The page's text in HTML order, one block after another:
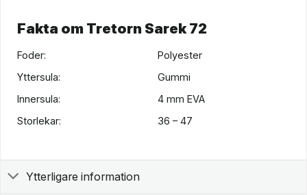
Fakta om Tretorn Sarek 72
Foder:
Polyester
Yttersula:
Gummi
Innersula:
4 mm EVA
Storlekar:
36 – 47
Ytterligare information